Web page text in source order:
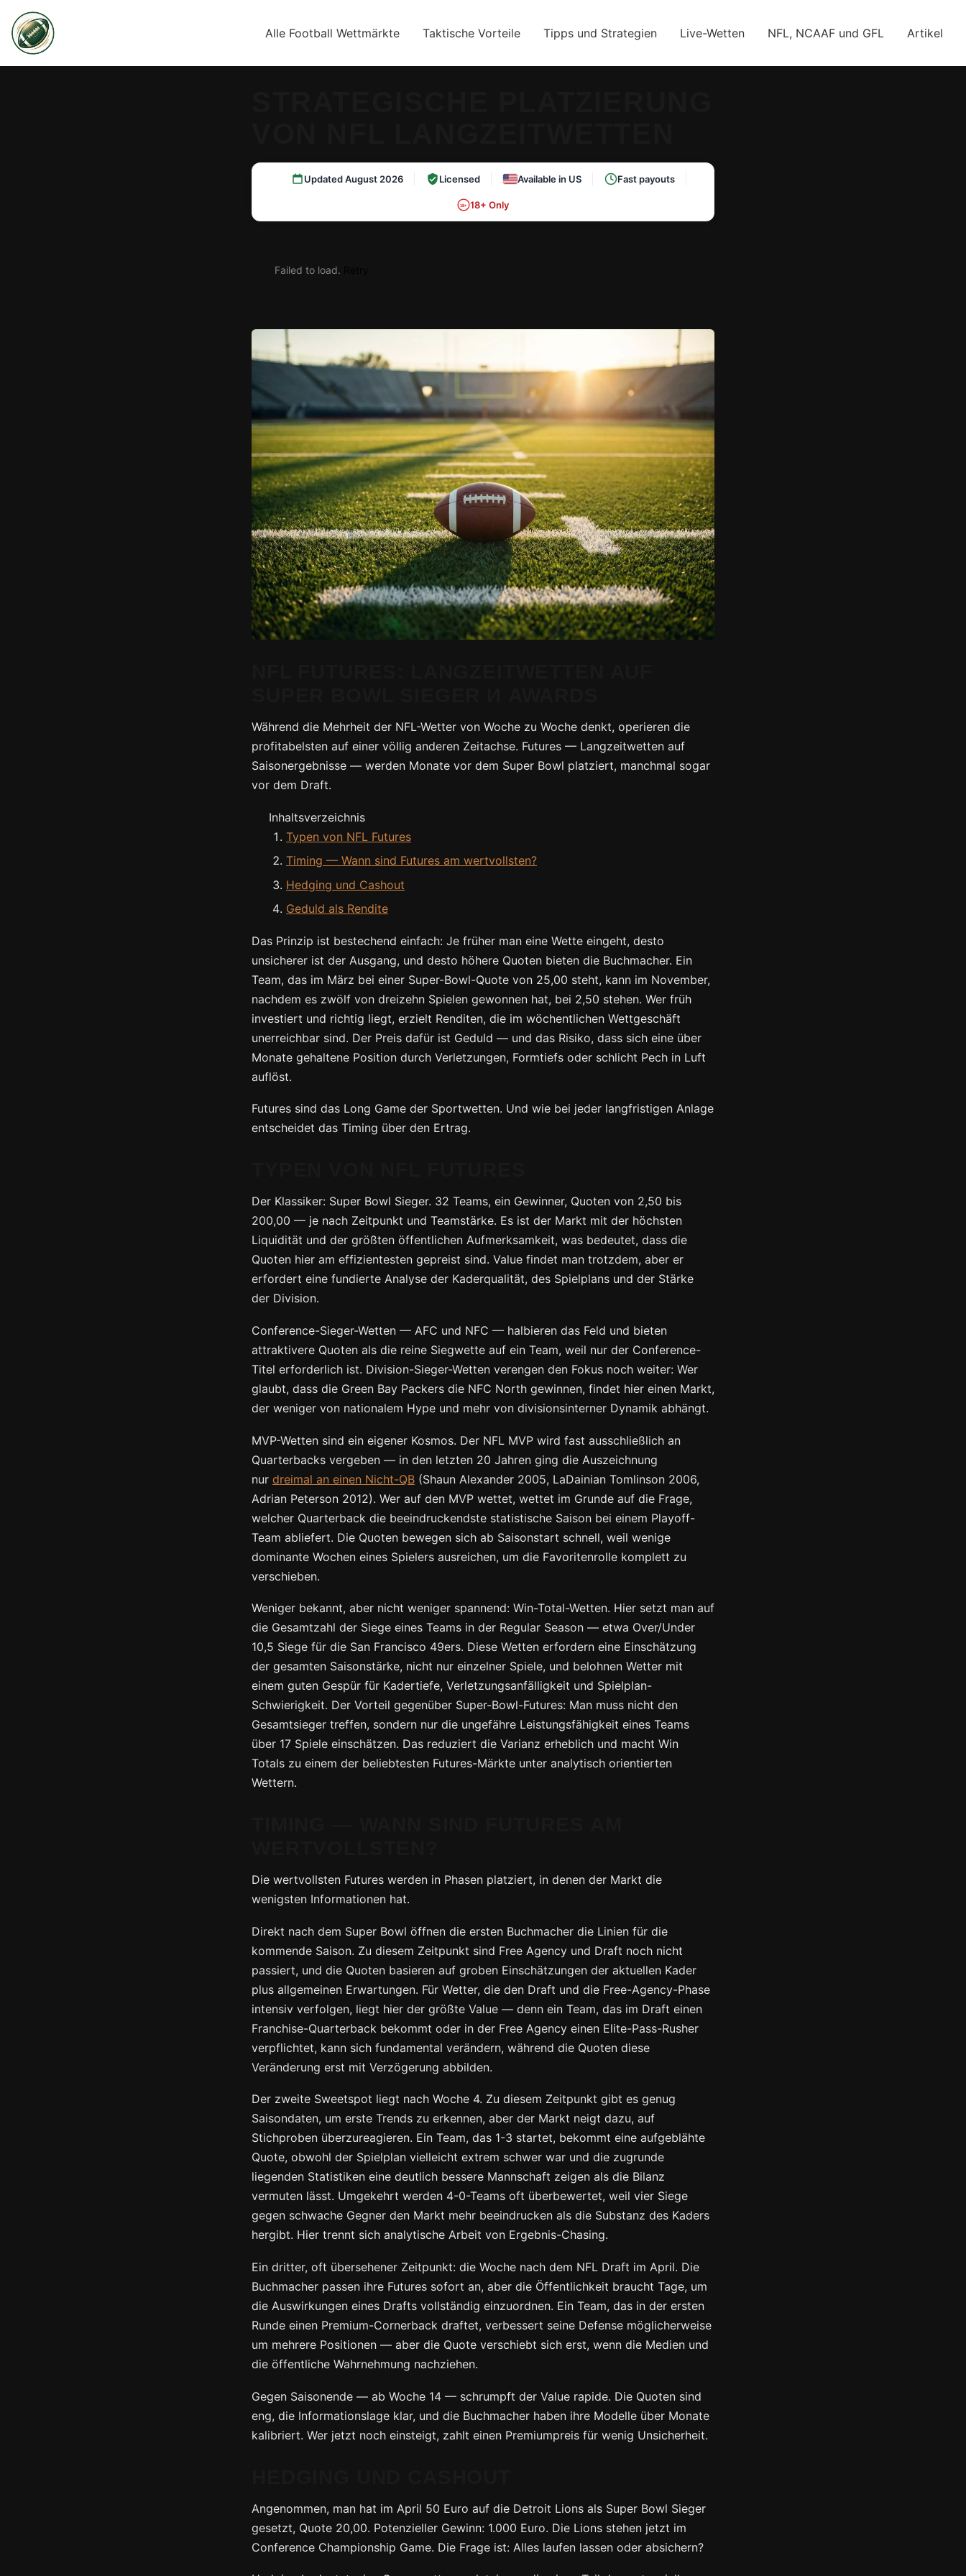
Alle Football Wettmärkte Taktische Vorteile Tipps und Strategien Live-Wetten NFL, NCAAF und GFL Artikel
Updated August 2026 Licensed Available in US Fast payouts
18+ 18+ Only
Failed to load.
Während die Mehrheit der NFL-Wetter von Woche zu Woche denkt, operieren die
profitabelsten auf einer völlig anderen Zeitachse. Futures — Langzeitwetten auf
Saisonergebnisse — werden Monate vor dem Super Bowl platziert, manchmal sogar
vor dem Draft.
Inhaltsverzeichnis
Typen von NFL Futures
Timing — Wann sind Futures am wertvollsten?
Hedging und Cashout
Geduld als Rendite
Das Prinzip ist bestechend einfach: Je früher man eine Wette eingeht, desto
unsicherer ist der Ausgang, und desto höhere Quoten bieten die Buchmacher. Ein
Team, das im März bei einer Super-Bowl-Quote von 25,00 steht, kann im November,
nachdem es zwölf von dreizehn Spielen gewonnen hat, bei 2,50 stehen. Wer früh
investiert und richtig liegt, erzielt Renditen, die im wöchentlichen Wettgeschäft
unerreichbar sind. Der Preis dafür ist Geduld — und das Risiko, dass sich eine über
Monate gehaltene Position durch Verletzungen, Formtiefs oder schlicht Pech in Luft
auflöst.
Futures sind das Long Game der Sportwetten. Und wie bei jeder langfristigen Anlage
entscheidet das Timing über den Ertrag.
Der Klassiker: Super Bowl Sieger. 32 Teams, ein Gewinner, Quoten von 2,50 bis
200,00 — je nach Zeitpunkt und Teamstärke. Es ist der Markt mit der höchsten
Liquidität und der größten öffentlichen Aufmerksamkeit, was bedeutet, dass die
Quoten hier am effizientesten gepreist sind. Value findet man trotzdem, aber er
erfordert eine fundierte Analyse der Kaderqualität, des Spielplans und der Stärke
der Division.
Conference-Sieger-Wetten — AFC und NFC — halbieren das Feld und bieten
attraktivere Quoten als die reine Siegwette auf ein Team, weil nur der Conference-
Titel erforderlich ist. Division-Sieger-Wetten verengen den Fokus noch weiter: Wer
glaubt, dass die Green Bay Packers die NFC North gewinnen, findet hier einen Markt,
der weniger von nationalem Hype und mehr von divisionsinterner Dynamik abhängt.
MVP-Wetten sind ein eigener Kosmos. Der NFL MVP wird fast ausschließlich an
Quarterbacks vergeben — in den letzten 20 Jahren ging die Auszeichnung
nur dreimal an einen Nicht-QB (Shaun Alexander 2005, LaDainian Tomlinson 2006,
Adrian Peterson 2012). Wer auf den MVP wettet, wettet im Grunde auf die Frage,
welcher Quarterback die beeindruckendste statistische Saison bei einem Playoff-
Team abliefert. Die Quoten bewegen sich ab Saisonstart schnell, weil wenige
dominante Wochen eines Spielers ausreichen, um die Favoritenrolle komplett zu
verschieben.
Weniger bekannt, aber nicht weniger spannend: Win-Total-Wetten. Hier setzt man auf
die Gesamtzahl der Siege eines Teams in der Regular Season — etwa Over/Under
10,5 Siege für die San Francisco 49ers. Diese Wetten erfordern eine Einschätzung
der gesamten Saisonstärke, nicht nur einzelner Spiele, und belohnen Wetter mit
einem guten Gespür für Kadertiefe, Verletzungsanfälligkeit und Spielplan-
Schwierigkeit. Der Vorteil gegenüber Super-Bowl-Futures: Man muss nicht den
Gesamtsieger treffen, sondern nur die ungefähre Leistungsfähigkeit eines Teams
über 17 Spiele einschätzen. Das reduziert die Varianz erheblich und macht Win
Totals zu einem der beliebtesten Futures-Märkte unter analytisch orientierten
Wettern.
Die wertvollsten Futures werden in Phasen platziert, in denen der Markt die
wenigsten Informationen hat.
Direkt nach dem Super Bowl öffnen die ersten Buchmacher die Linien für die
kommende Saison. Zu diesem Zeitpunkt sind Free Agency und Draft noch nicht
passiert, und die Quoten basieren auf groben Einschätzungen der aktuellen Kader
plus allgemeinen Erwartungen. Für Wetter, die den Draft und die Free-Agency-Phase
intensiv verfolgen, liegt hier der größte Value — denn ein Team, das im Draft einen
Franchise-Quarterback bekommt oder in der Free Agency einen Elite-Pass-Rusher
verpflichtet, kann sich fundamental verändern, während die Quoten diese
Veränderung erst mit Verzögerung abbilden.
Der zweite Sweetspot liegt nach Woche 4. Zu diesem Zeitpunkt gibt es genug
Saisondaten, um erste Trends zu erkennen, aber der Markt neigt dazu, auf
Stichproben überzureagieren. Ein Team, das 1-3 startet, bekommt eine aufgeblähte
Quote, obwohl der Spielplan vielleicht extrem schwer war und die zugrunde
liegenden Statistiken eine deutlich bessere Mannschaft zeigen als die Bilanz
vermuten lässt. Umgekehrt werden 4-0-Teams oft überbewertet, weil vier Siege
gegen schwache Gegner den Markt mehr beeindrucken als die Substanz des Kaders
hergibt. Hier trennt sich analytische Arbeit von Ergebnis-Chasing.
Ein dritter, oft übersehener Zeitpunkt: die Woche nach dem NFL Draft im April. Die
Buchmacher passen ihre Futures sofort an, aber die Öffentlichkeit braucht Tage, um
die Auswirkungen eines Drafts vollständig einzuordnen. Ein Team, das in der ersten
Runde einen Premium-Cornerback draftet, verbessert seine Defense möglicherweise
um mehrere Positionen — aber die Quote verschiebt sich erst, wenn die Medien und
die öffentliche Wahrnehmung nachziehen.
Gegen Saisonende — ab Woche 14 — schrumpft der Value rapide. Die Quoten sind
eng, die Informationslage klar, und die Buchmacher haben ihre Modelle über Monate
kalibriert. Wer jetzt noch einsteigt, zahlt einen Premiumpreis für wenig Unsicherheit.
Angenommen, man hat im April 50 Euro auf die Detroit Lions als Super Bowl Sieger
gesetzt, Quote 20,00. Potenzieller Gewinn: 1.000 Euro. Die Lions stehen jetzt im
Conference Championship Game. Die Frage ist: Alles laufen lassen oder absichern?